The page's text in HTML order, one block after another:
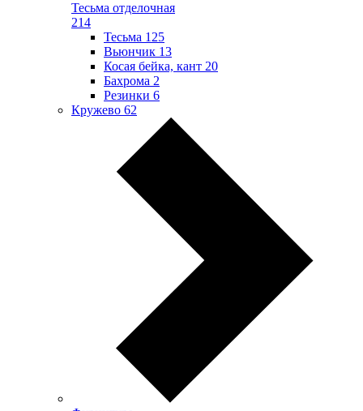
Тесьма отделочная
214
Тесьма 125
Вьюнчик 13
Косая бейка, кант 20
Бахрома 2
Резинки 6
Кружево 62